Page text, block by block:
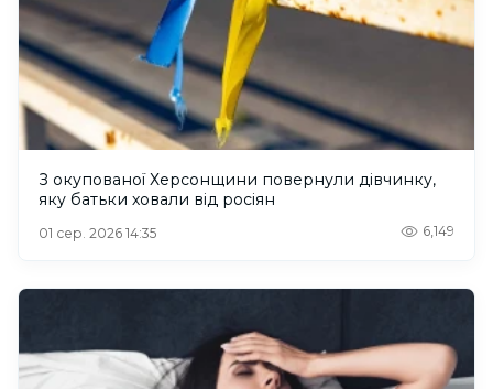
З окупованої Херсонщини повернули дівчинку,
яку батьки ховали від росіян
01 сер. 2026 14:35 6,149